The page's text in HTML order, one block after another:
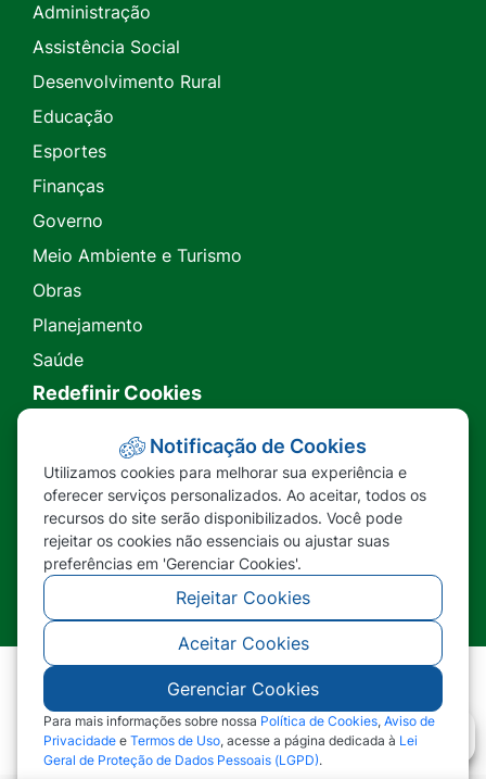
Administração
Assistência Social
Desenvolvimento Rural
Educação
Esportes
Finanças
Governo
Meio Ambiente e Turismo
Obras
Planejamento
Saúde
Redefinir Cookies
Transparência
Ouvidoria
SIC
©2026 - Prefeitura Municipal de Nova Lacerda -
MT - Todos os direitos reservados
Notificação de Cookies
Utilizamos cookies para melhorar sua experiência e
oferecer serviços personalizados. Ao aceitar, todos os
recursos do site serão disponibilizados. Você pode
rejeitar os cookies não essenciais ou ajustar suas
preferências em 'Gerenciar Cookies'.
Rejeitar Cookies
Aceitar Cookies
Gerenciar Cookies
Para mais informações sobre nossa Política de Cookies, Aviso de
Privacidade e Termos de Uso, acesse a página dedicada à Lei
Geral de Proteção de Dados Pessoais (LGPD).